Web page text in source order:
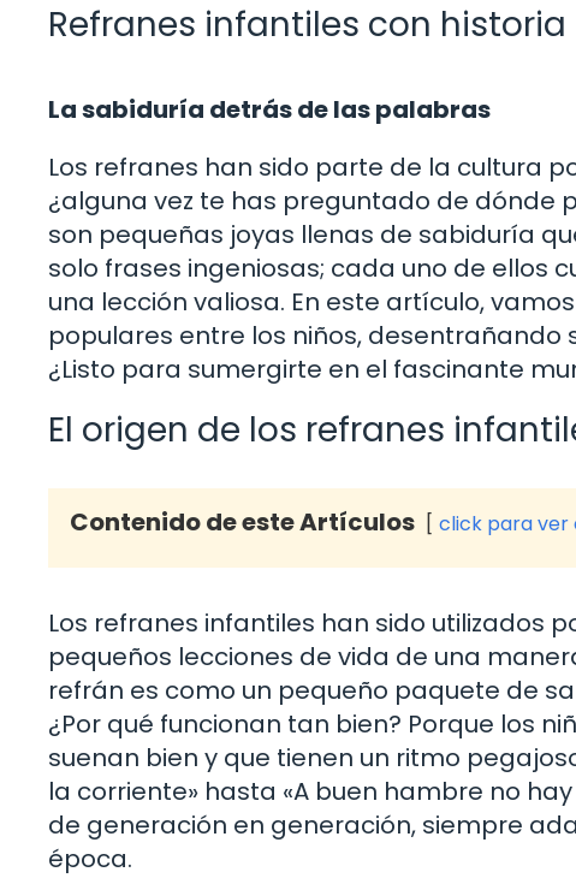
Refranes infantiles con historia
La sabiduría detrás de las palabras
Los refranes han sido parte de la cultura
¿alguna vez te has preguntado de dónde
son pequeñas joyas llenas de sabiduría
solo frases ingeniosas; cada uno de ellos
una lección valiosa. En este artículo,
populares entre los niños, desentrañando
¿Listo para sumergirte en el fascinante
El origen de los refranes
Contenido de este Artículos click para ver
Los refranes infantiles han sido utilizados
pequeños lecciones de vida de una
refrán es como un pequeño paquete de
¿Por qué funcionan tan bien? Porque los
suenan bien y que tienen un ritmo
la corriente» hasta «A buen hambre no
de generación en generación, siempre
época.